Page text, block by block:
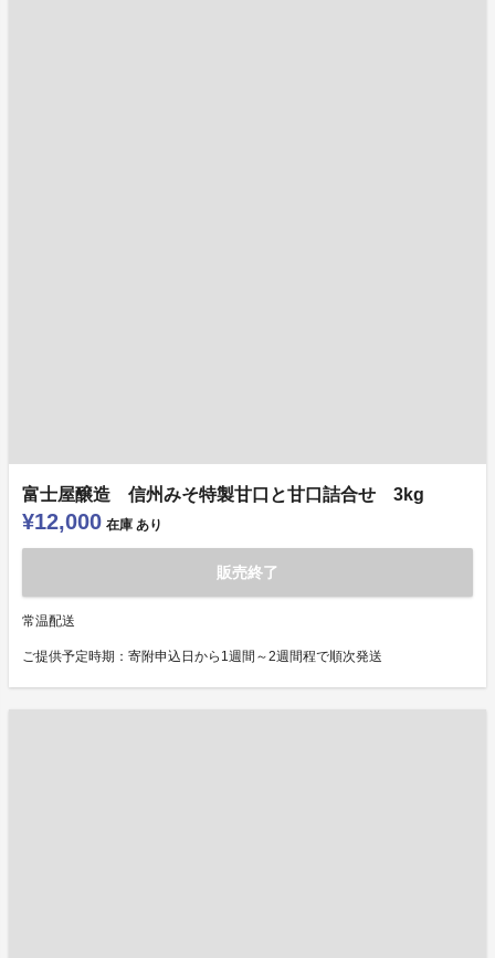
富士屋醸造 信州みそ特製甘口と甘口詰合せ 3kg
¥12,000 在庫 あり
販売終了
常温配送
ご提供予定時期：寄附申込日から1週間～2週間程で順次発送